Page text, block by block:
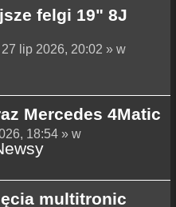
felgi 19" 8J
27 lip 2026, 20:02 » w
Mercedes 4Matic
18:54 » w
multitronic